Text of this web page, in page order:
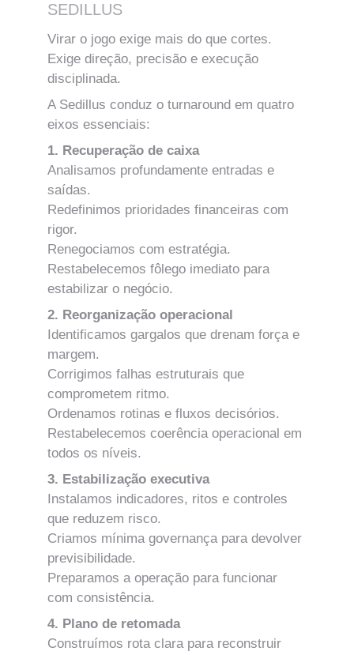
Virar o jogo exige mais do que cortes.
Exige direção, precisão e execução
disciplinada.
A Sedillus conduz o turnaround em quatro
eixos essenciais:
1. Recuperação de caixa
Analisamos profundamente entradas e
saídas.
Redefinimos prioridades financeiras com
rigor.
Renegociamos com estratégia.
Restabelecemos fôlego imediato para
estabilizar o negócio.
2. Reorganização operacional
Identificamos gargalos que drenam força e
margem.
Corrigimos falhas estruturais que
comprometem ritmo.
Ordenamos rotinas e fluxos decisórios.
Restabelecemos coerência operacional em
todos os níveis.
3. Estabilização executiva
Instalamos indicadores, ritos e controles
que reduzem risco.
Criamos mínima governança para devolver
previsibilidade.
Preparamos a operação para funcionar
com consistência.
4. Plano de retomada
Construímos rota clara para reconstruir
SEDILLUS